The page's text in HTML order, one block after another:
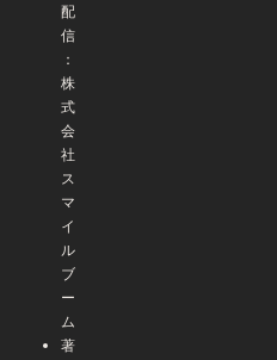
配
信
：
株
式
会
社
ス
マ
イ
ル
ブ
ー
ム
著